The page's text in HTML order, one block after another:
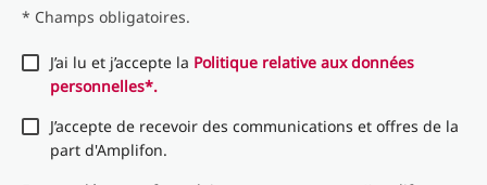
* Champs obligatoires.
J’ai lu et j’accepte la Politique relative aux données
personnelles*.
J’accepte de recevoir des communications et offres de la
part d'Amplifon.